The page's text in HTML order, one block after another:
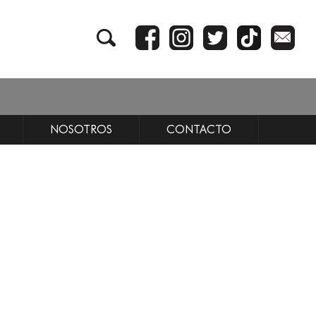
NOSOTROS CONTACTO